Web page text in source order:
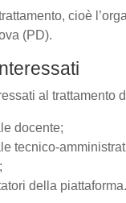
trattamento, cioè
(PD).
al
docente;
tecnico-
della piattaforma.